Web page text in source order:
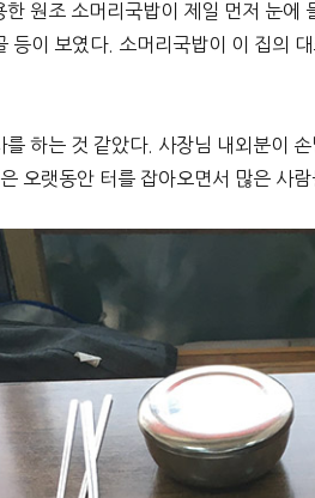
원조 소머리국밥이 제일 먼저 눈에
등이 보였다. 소머리국밥이 이 집의
하는 것 같았다. 사장님 내외분이
오랫동안 터를 잡아오면서 많은 사